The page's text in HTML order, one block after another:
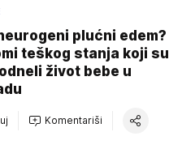
plućni edem?
teškog stanja koji su
život bebe u
Komentariši